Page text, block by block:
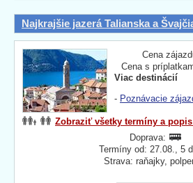
Najkrajšie jazerá Talianska a
Cena
Cena s
Viac destinácií
- Poznávacie
Zobraziť všetky termíny a
Doprava:
Termíny od: 27.08., 5
Strava: raňajky,